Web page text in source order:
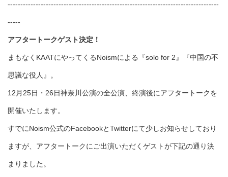
-----------------------------------------------------------------------------------
-----
アフタートークゲスト決定！
まもなくKAATにやってくるNoismによる『solo for 2』『中国の不
思議な役人』。
12月25日・26日神奈川公演の全公演、終演後にアフタートークを
開催いたします。
すでにNoism公式のFacebookとTwitterにて少しお知らせしており
ますが、アフタートークにご出演いただくゲストが下記の通り決
まりました。